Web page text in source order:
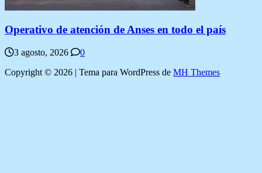
Operativo de atención de Anses en todo el país
3 agosto, 2026
0
Copyright © 2026 | Tema para WordPress de MH Themes